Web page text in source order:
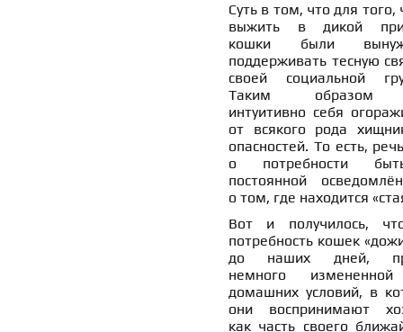
Суть в том, что для того,
выжить в дикой
кошки были
поддерживать тесную
своей социальной
Таким образом
интуитивно себя
от всякого рода
опасностей. То есть,
о потребности
постоянной
о том, где находится
Вот и получилось,
потребность кошек
до наших дней,
немного
домашних условий, в
они воспринимают
как часть своего